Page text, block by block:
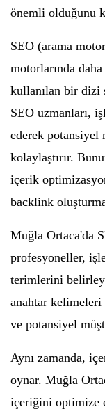
önemli olduğunu
SEO (arama
motorlarında
kullanılan bir dizi
SEO uzmanları,
ederek potansiyel
kolaylaştırır.
içerik
backlink
Muğla Ortaca'da
profesyoneller,
terimlerini
anahtar
ve potansiyel
Aynı zamanda,
oynar. Muğla
içeriğini optimize